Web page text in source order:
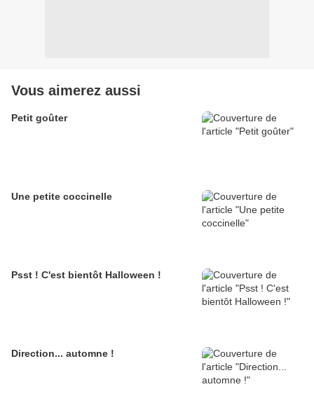
Vous aimerez aussi
Petit goûter
Une petite coccinelle
Psst ! C'est bientôt Halloween !
Direction... automne !